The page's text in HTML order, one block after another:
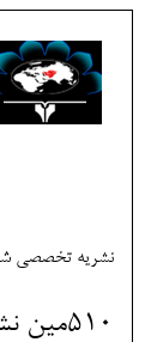
نشریه تخصصی
510مین نشریه تخصصی "مطالعات شرق"